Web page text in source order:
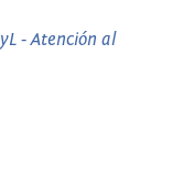
- Atención al